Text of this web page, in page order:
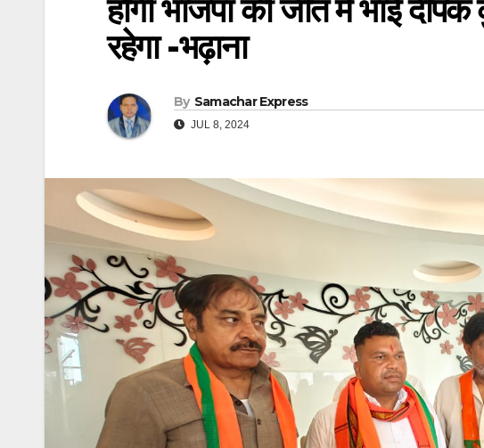
होगी भाजपा की जीत में भाई दीपक
रहेगा -भढ़ाना
By Samachar Express
JUL 8, 2024